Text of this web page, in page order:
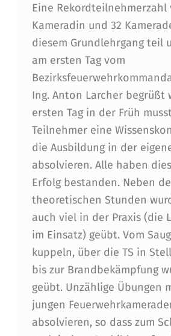
G
R
U
N
D
L
E
H
R
G
A
N
G
2
0
Eine Rekordteilnehmerzahl
Kameradin und 32
diesem Grundlehrgang teil
am ersten Tag vom
Ing. Anton Larcher begrüßt
ersten Tag in der Früh
Teilnehmer eine
die Ausbildung in der
absolvieren. Alle haben
Erfolg bestanden. Neben
theoretischen Stunden
auch viel in der Praxis (die
im Einsatz) geübt. Vom
kuppeln, über die TS in
bis zur Brandbekämpfung
geübt. Unzählige Übungen
jungen
absolvieren, so dass zum